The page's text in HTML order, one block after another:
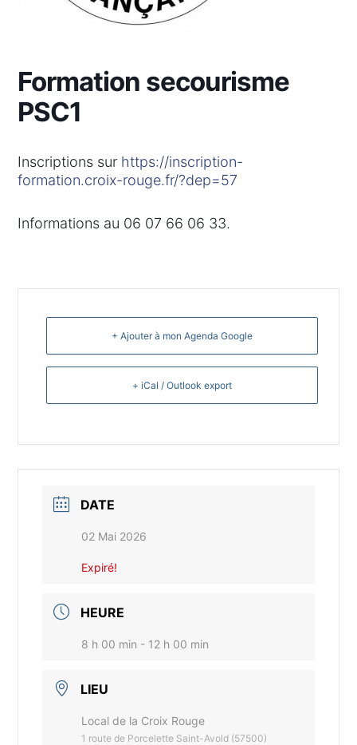
Formation secourisme
PSC1
Inscriptions sur https://inscription-
formation.croix-rouge.fr/?dep=57
Informations au 06 07 66 06 33.
+ Ajouter à mon Agenda Google
+ iCal / Outlook export
DATE
02 Mai 2026
Expiré!
HEURE
8 h 00 min - 12 h 00 min
LIEU
Local de la Croix Rouge
1 route de Porcelette Saint-Avold (57500)